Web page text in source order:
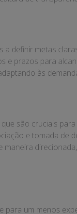
definir metas
e prazos para
às
são cruciais
e tomada de
um menos